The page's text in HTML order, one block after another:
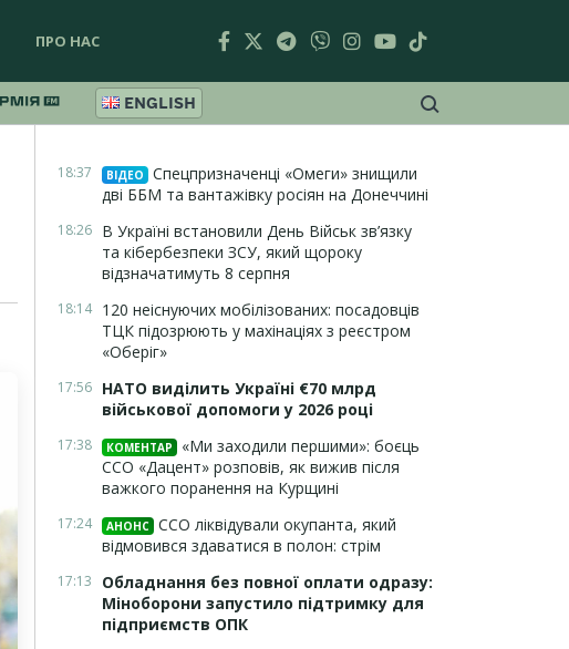
ПРО НАС
ENGLISH
18:37 ВІДЕО
Спецпризначенці «Омеги» знищили
дві ББМ та вантажівку росіян на Донеччині
18:26 В Україні встановили День Військ зв’язку
та кібербезпеки ЗСУ, який щороку
відзначатимуть 8 серпня
18:14 120 неіснуючих мобілізованих: посадовців
ТЦК підозрюють у махінаціях з реєстром
«Оберіг»
17:56 НАТО виділить Україні €70 млрд
військової допомоги у 2026 році
17:38 КОМЕНТАР
«Ми заходили першими»: боєць
ССО «Дацент» розповів, як вижив після
важкого поранення на Курщині
17:24 АНОНС ССО ліквідували окупанта, який
відмовився здаватися в полон: стрім
17:13
Обладнання без повної оплати одразу:
Міноборони запустило підтримку для
підприємств ОПК